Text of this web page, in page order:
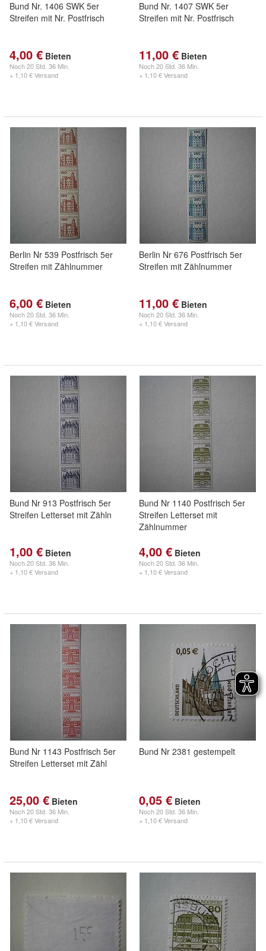
Bund Nr. 1406 SWK 5er
Streifen mit Nr. Postfrisch
4,00 € Bieten
Noch20 Std. 36 Min.
+ 1,10 € Versand
Bund Nr. 1407 SWK 5er
Streifen mit Nr. Postfrisch
11,00 € Bieten
Noch20 Std. 36 Min.
+ 1,10 € Versand
Berlin Nr 539 Postfrisch 5er
Streifen mit Zählnummer
6,00 € Bieten
Noch20 Std. 36 Min.
+ 1,10 € Versand
Berlin Nr 676 Postfrisch 5er
Streifen mit Zählnummer
11,00 € Bieten
Noch20 Std. 36 Min.
+ 1,10 € Versand
Bund Nr 913 Postfrisch 5er
Streifen Letterset mit Zähln
1,00 € Bieten
Noch20 Std. 36 Min.
+ 1,10 € Versand
Bund Nr 1140 Postfrisch 5er
Streifen Letterset mit
Zählnummer
4,00 € Bieten
Noch20 Std. 36 Min.
+ 1,10 € Versand
Bund Nr 1143 Postfrisch 5er
Streifen Letterset mit Zähl
25,00 € Bieten
Noch20 Std. 36 Min.
+ 1,10 € Versand
Bund Nr 2381 gestempelt
0,05 € Bieten
Noch20 Std. 36 Min.
+ 1,10 € Versand